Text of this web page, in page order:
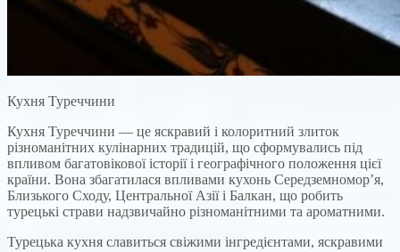
Кухня Туреччини
Кухня Туреччини — це яскравий і колоритний злиток
різноманітних кулінарних традицій, що сформувались під
впливом багатовікової історії і географічного положення цієї
країни. Вона збагатилася впливами кухонь Середземномор’я,
Близького Сходу, Центральної Азії і Балкан, що робить
турецькі страви надзвичайно різноманітними та ароматними.
Турецька кухня славиться свіжими інгредієнтами, яскравими